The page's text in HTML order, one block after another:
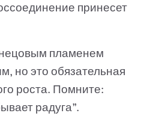
принесет
пламенем
но это обязательная
роста. Помните:
радуга”.